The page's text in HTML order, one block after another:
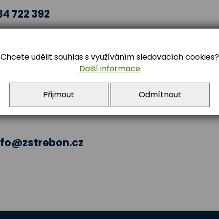
722 392
Chcete udělit souhlas s využíváním sledovacích cookies?
Další informace
Přijmout Odmítnout